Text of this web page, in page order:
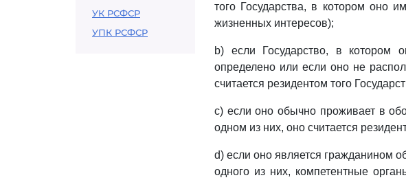
УК РСФСР
УПК РСФСР
того Государства, в котором оно
жизненных интересов);
b) если Государство, в котором
определено или если оно не
считается резидентом того
c) если оно обычно проживает в
одном из них, оно считается
d) если оно является гражданином
одного из них, компетентные